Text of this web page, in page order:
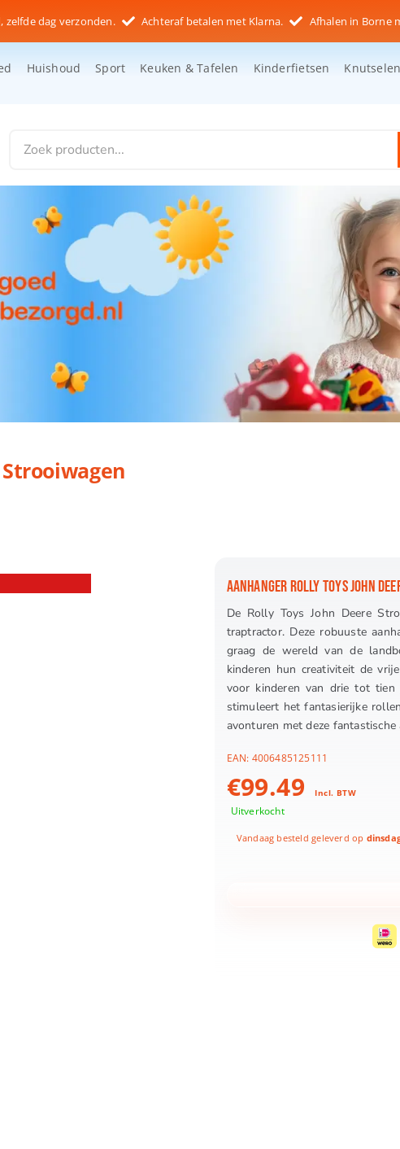
zelfde dag verzonden. Achteraf betalen met Klarna. Afhalen in Borne
Huishoud Sport Keuken & Tafelen Kinderfietsen Knutselen
AANHANGER ROLLY TOYS JOHN
De Rolly Toys John Deere
traptractor. Deze robuuste
graag de wereld van de
kinderen hun creativiteit de
voor kinderen van drie tot tien
stimuleert het fantasierijke
avonturen met deze fantastische
EAN: 4006485125111
€99.49 Incl. BTW
Uitverkocht
Vandaag besteld geleverd op